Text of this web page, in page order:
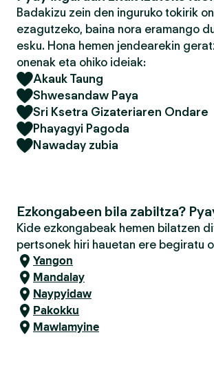
Badakizu zein den inguruko tokirik
ezagutzeko, baina nora eramango
esku. Hona hemen jendearekin
onenak eta ohiko ideiak:
Akauk Taung
Shwesandaw Paya
Sri Ksetra Gizateriaren Ondare
Phayagyi Pagoda
Nawaday zubia
Ezkongabeen bila zabiltza?
Kide ezkongabeak hemen bilatzen
pertsonek hiri hauetan ere begiratu
Yangon
Mandalay
Naypyidaw
Pakokku
Mawlamyine